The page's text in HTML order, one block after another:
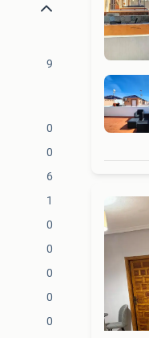
9
0
0
6
1
0
0
0
0
0